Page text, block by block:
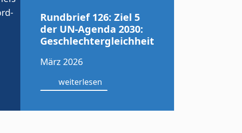
Rundbrief 126: Ziel 5
der UN-Agenda 2030:
Geschlechtergleichheit
März 2026
weiterlesen